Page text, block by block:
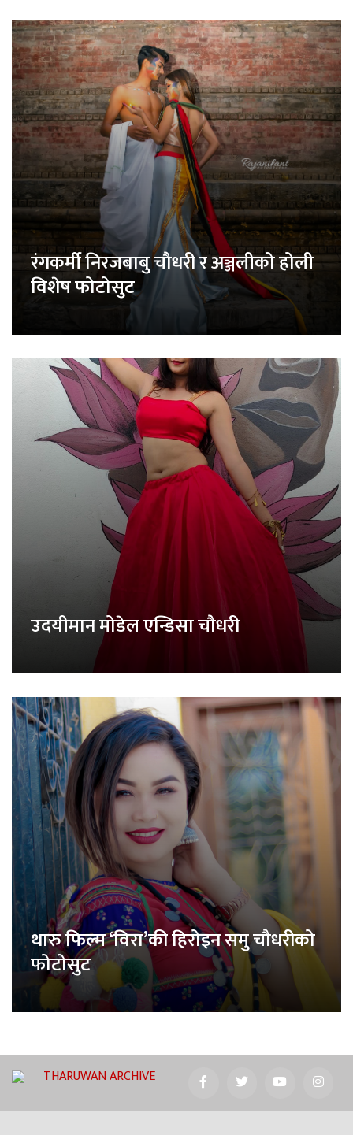
रंगकर्मी निरजबाबु चौधरी र अञ्जलीको होली
विशेष फोटोसुट
उदयीमान मोडेल एन्डिसा चौधरी
थारु फिल्म ‘विरा’की हिरोइन समु चौधरीको
फोटोसुट
THARUWAN ARCHIVE